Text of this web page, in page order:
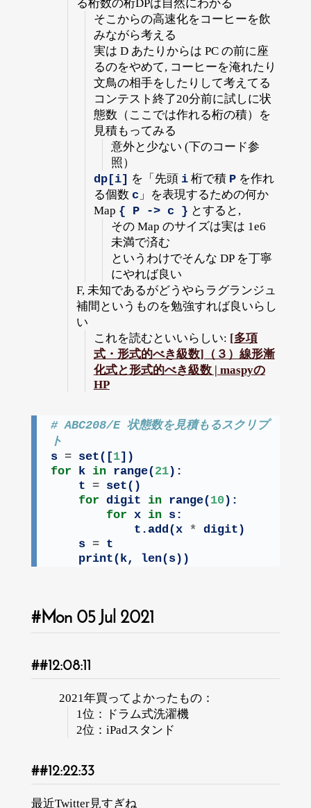
る桁数の桁DPは自然にわかる
そこからの高速化をコーヒーを飲
みながら考える
実は D あたりからは PC の前に座
るのをやめて, コーヒーを淹れたり
文鳥の相手をしたりして考えてる
コンテスト終了20分前に試しに状
態数（ここでは作れる桁の積）を
見積もってみる
意外と少ない (下のコード参
照）
dp[i] を「先頭 i桁で積 Pを作れ
る個数 c 」を表現するための何か
Map { P -> c } とすると,
その Map のサイズは実は 1e6
未満で済む
というわけでそんな DP を丁寧
にやれば良い
F, 未知であるがどうやらラグランジュ
補間というものを勉強すれば良いらし
い
これを読むといいらしい: [多項
式・形式的べき級数]（３）線形漸
化式と形式的べき級数 | maspyの
HP
# ABC208/E 状態数を見積もるスクリプ
ト
s = set([1
for k in range(21):
    t
= set()
for digit in range(10):
for x in s:
            t.add(x
* digit)
    s
= t
print(k, len(s))
Mon 05 Jul 2021
12:08:11
2021年買ってよかったもの：
1位：ドラム式洗濯機
2位：iPadスタンド
12:22:33
最近Twitter見すぎね